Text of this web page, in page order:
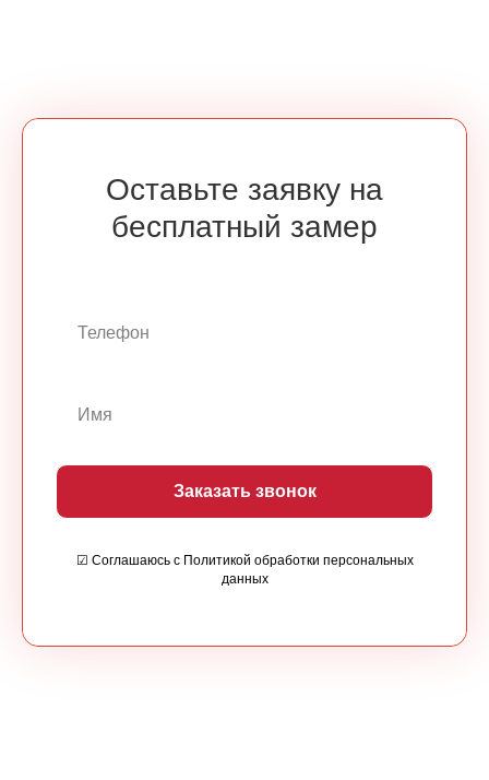
Оставьте заявку на
бесплатный замер
Заказать звонок
☑ Соглашаюсь с Политикой обработки персональных
данных